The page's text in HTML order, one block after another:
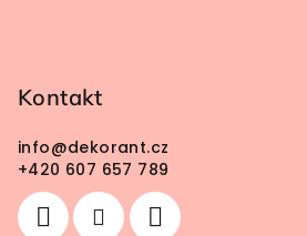
Kontakt
info@dekorant.cz
+420 607 657 789